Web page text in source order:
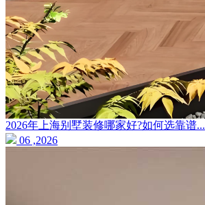
2026年上海别墅装修哪家好?如何选靠谱...
06 ,2026